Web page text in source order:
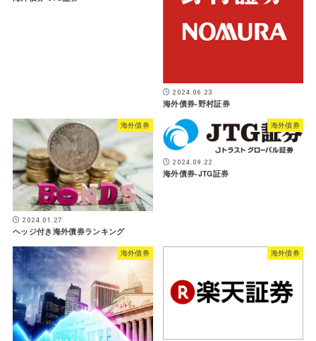
2024.06.23
海外債券-野村証券
海外債券
2024.01.27
ヘッジ付き海外債券ランキング
海外債券
2024.09.22
海外債券-JTG証券
海外債券 海外債券